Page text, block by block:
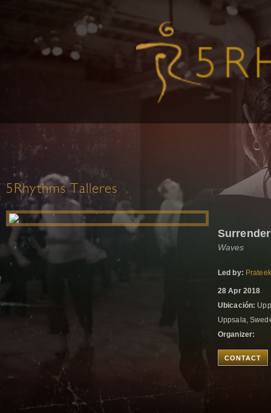
5Rhythms Talleres
Surrender
Waves
Led by:
28 Apr 2018
Ubicación:
Uppsala,
Organizer:
CONTACT